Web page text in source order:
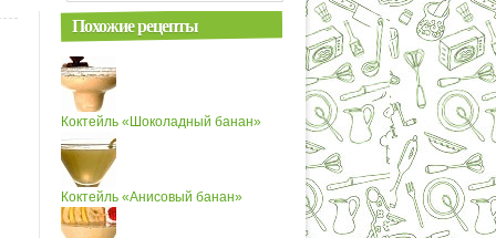
Похожие рецепты
Коктейль «Шоколадный банан»
Коктейль «Анисовый банан»